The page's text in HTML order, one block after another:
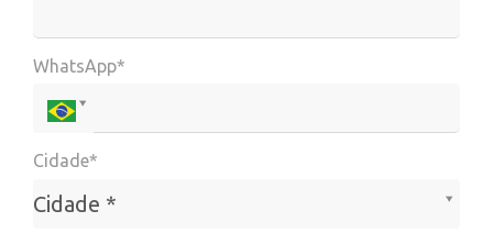
WhatsApp*
Cidade*
Cidade *
Cidade*